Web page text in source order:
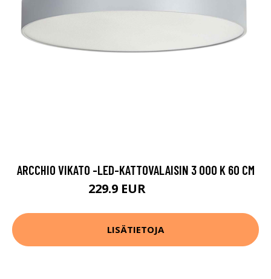
ARCCHIO VIKATO -LED-KATTOVALAISIN 3 000 K 60 CM
229.9 EUR
LISÄTIETOJA